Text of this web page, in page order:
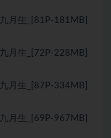
月生_[81P-181MB]
月生_[72P-228MB]
月生_[87P-334MB]
月生_[69P-967MB]